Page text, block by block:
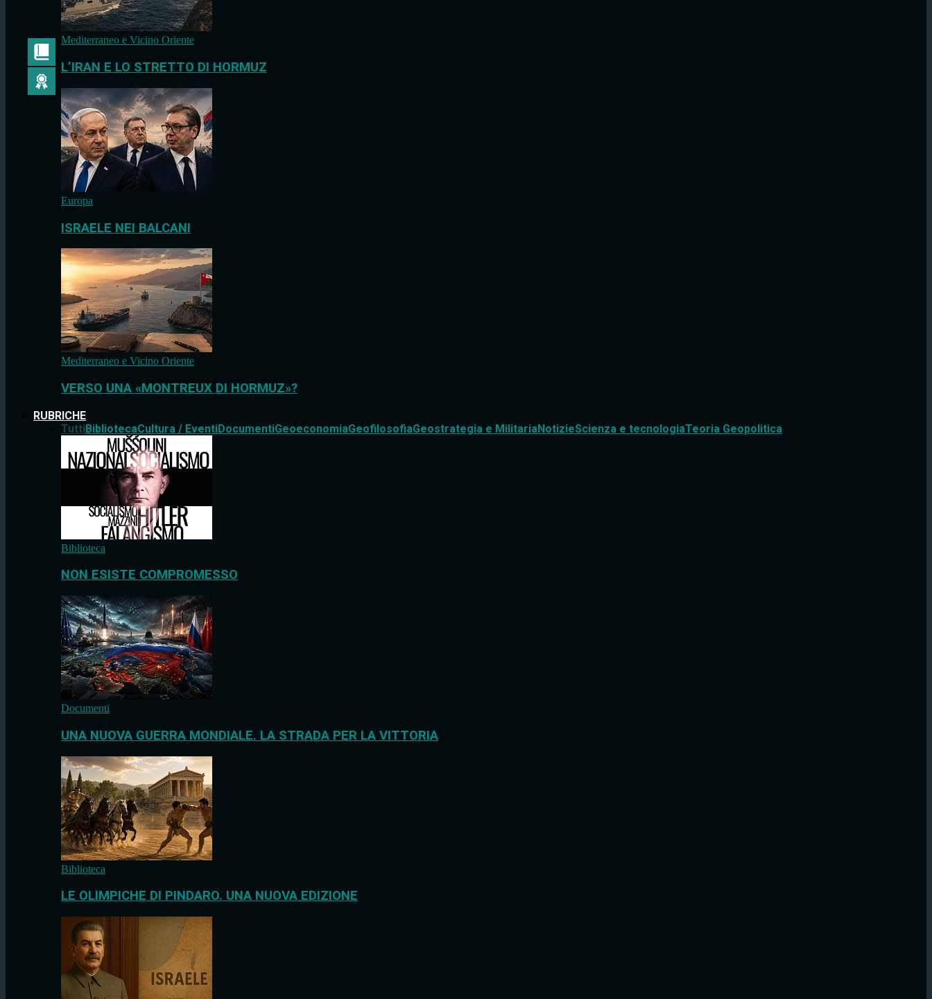
Mediterraneo e Vicino Oriente
L’IRAN E LO STRETTO DI HORMUZ
Europa
ISRAELE NEI BALCANI
Mediterraneo e Vicino Oriente
VERSO UNA «MONTREUX DI HORMUZ»?
RUBRICHE
TuttiBibliotecaCultura / EventiDocumentiGeoeconomiaGeofilosofiaGeostrategia e MilitariaNotizieScienza e tecnologiaTeoria Geopolitica
Biblioteca
NON ESISTE COMPROMESSO
Documenti
UNA NUOVA GUERRA MONDIALE. LA STRADA PER LA VITTORIA
Biblioteca
LE OLIMPICHE DI PINDARO. UNA NUOVA EDIZIONE